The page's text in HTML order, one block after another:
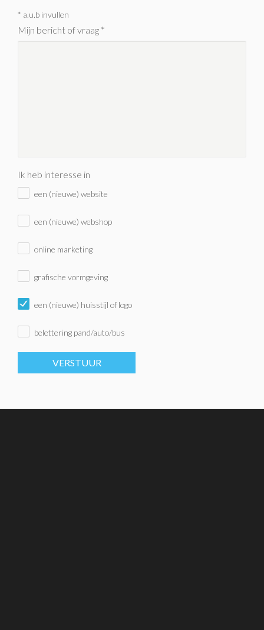
* a.u.b invullen
Mijn bericht of vraag *
Ik heb interesse in
een (nieuwe) website
een (nieuwe) webshop
online marketing
grafische vormgeving
een (nieuwe) huisstijl of logo
belettering pand/auto/bus
VERSTUUR